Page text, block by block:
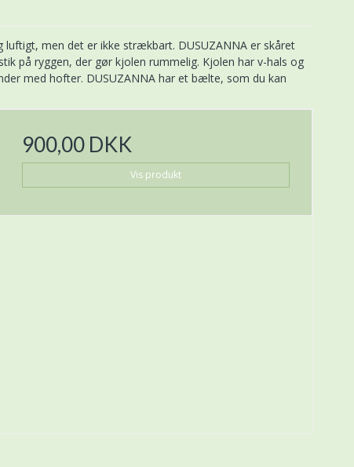
luftigt, men det er ikke strækbart. DUSUZANNA er skåret
på ryggen, der gør kjolen rummelig. Kjolen har v-hals og
med hofter. DUSUZANNA har et bælte, som du kan
900,00 DKK
Vis produkt